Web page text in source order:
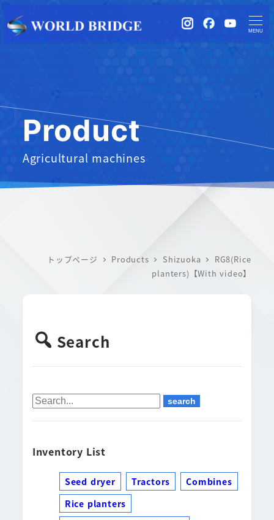
instagramFacebook
MENU
Product
Agricultural machines
トップページ Products Shizuoka
RG8(Rice
planters)【With video】
Search
Inventory List
Seed dryer Tractors
Combines
Rice planters